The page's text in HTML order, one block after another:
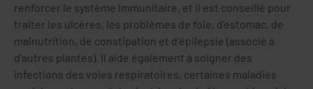
renforcer le système immunitaire, et il est conseillé pour
traiter les ulcères, les problèmes de foie, d'estomac, de
malnutrition, de constipation et d'épilepsie (associé à
d'autres plantes). Il aide également à soigner des
infections des voies respiratoires, certaines maladies